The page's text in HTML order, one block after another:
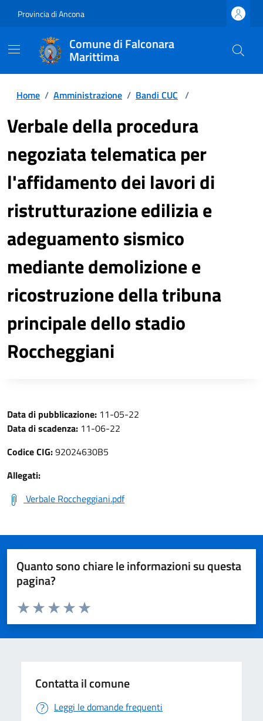
Provincia di Ancona
Comune di Falconara
Marittima
Home / Amministrazione / Bandi CUC /
Verbale della procedura
negoziata telematica per
l'affidamento dei lavori di
ristrutturazione edilizia e
adeguamento sismico
mediante demolizione e
ricostruzione della tribuna
principale dello stadio
Roccheggiani
Data di pubblicazione: 11-05-22
Data di scadenza: 11-06-22
Codice CIG:92024630B5
Allegati:
Verbale Roccheggiani.pdf
Quanto sono chiare le informazioni su questa
pagina?
Valuta da 1 a 5 stelle la pagina
Valuta 5 stelle su 5
Valuta 4 stelle su 5
Valuta 3 stelle su 5
Valuta 2 stelle su 5
Valuta 1 stelle su 5
Contatta il comune
Leggi le domande frequenti